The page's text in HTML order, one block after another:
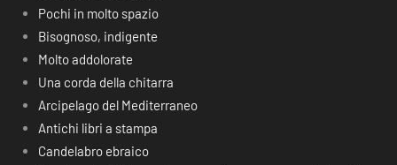
Pochi in molto spazio
Bisognoso, indigente
Molto addolorate
Una corda della chitarra
Arcipelago del Mediterraneo
Antichi libri a stampa
Candelabro ebraico